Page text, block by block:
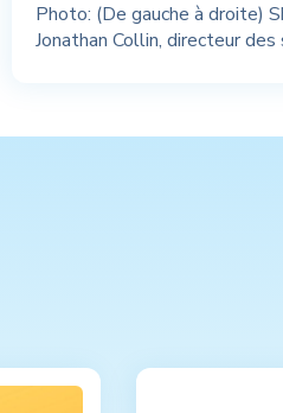
Photo: (De gauche à droite)
Jonathan Collin, directeur